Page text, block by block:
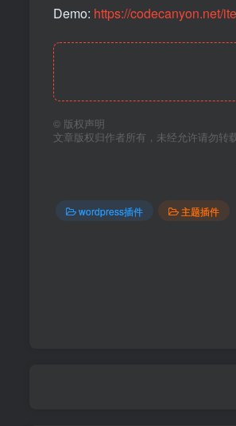
Demo: https://codecanyon.net/
© 版权声明
文章版权归作者所有，未经允许请勿转载
wordpress插件 主题插件